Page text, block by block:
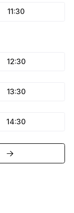
11:30
12:30
13:30
14:30